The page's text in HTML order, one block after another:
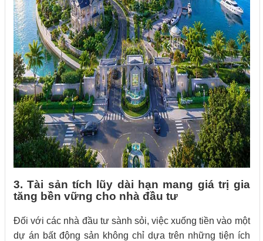
3. Tài sản tích lũy dài hạn mang giá trị gia
tăng bền vững cho nhà đầu tư
Đối với các nhà đầu tư sành sỏi, việc xuống tiền vào một
dự án bất động sản không chỉ dựa trên những tiện ích